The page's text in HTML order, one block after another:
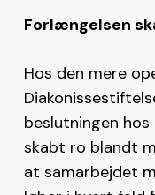
Forlængelsen
Hos den mere
beslutningen hos
skabt ro blandt
at samarbejdet